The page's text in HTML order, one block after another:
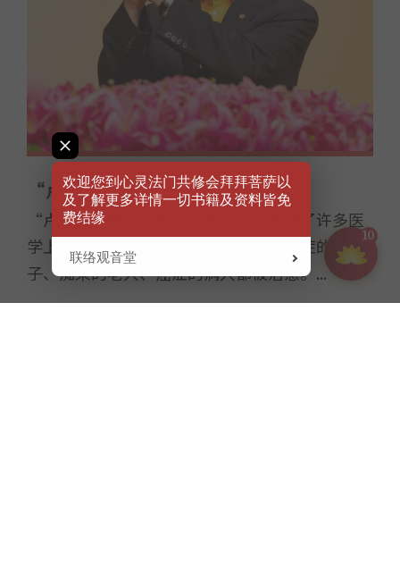
“卢台长”是谁？
“卢台长”所弘扬的“心灵法门”解决了许多医
学上都无法根治的疑难杂症，许多自闭症的孩
子、痴呆的老人、癌症的病人都被治愈。...
欢迎您到心灵法门共修会拜拜菩萨以
及了解更多详情一切书籍及资料皆免
费结缘
联络观音堂
10